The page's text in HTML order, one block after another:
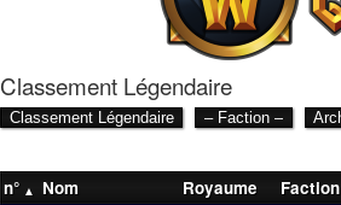
Classement Légendaire
n° Nom Royaume Faction